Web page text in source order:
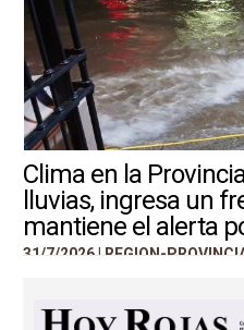
Clima en la
lluvias, ingresa un
mantiene el alerta
31/7/2026 | REGION-